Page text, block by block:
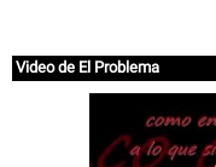
Video de El Problema